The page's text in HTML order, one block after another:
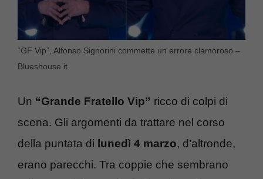
“GF Vip”, Alfonso Signorini commette un errore clamoroso –
Blueshouse.it
Un “Grande Fratello Vip” ricco di colpi di
scena. Gli argomenti da trattare nel corso
della puntata di lunedì 4 marzo, d’altronde,
erano parecchi. Tra coppie che sembrano